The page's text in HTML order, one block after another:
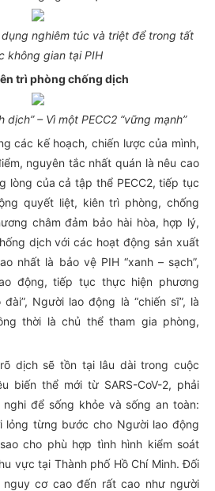
nghiêm túc và triệt để trong tất
không gian tại PIH
trì phòng chống dịch
dịch” – Vì một PECC2 “vững mạnh”
các kế hoạch, chiến lược của mình,
nguyên tắc nhất quán là nêu cao
lòng của cả tập thể PECC2, tiếp tục
quyết liệt, kiên trì phòng, chống
châm đảm bảo hài hòa, hợp lý,
dịch với các hoạt động sản xuất
nhất là bảo vệ PIH “xanh – sạch”,
động, tiếp tục thực hiện phương
Người lao động là “chiến sĩ”, là
thời là chủ thể tham gia phòng,
dịch sẽ tồn tại lâu dài trong cuộc
biến thể mới từ SARS-CoV-2, phải
để sống khỏe và sống an toàn:
lỏng từng bước cho Người lao động
cho phù hợp tình hình kiểm soát
vực tại Thành phố Hồ Chí Minh. Đối
cơ cao đến rất cao như người